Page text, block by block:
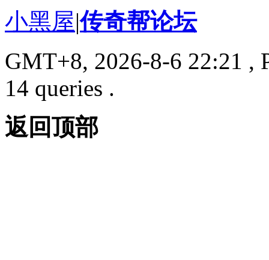
小黑屋|传奇帮论坛
GMT+8, 2026-8-6 22:21 ,
14 queries .
返回顶部